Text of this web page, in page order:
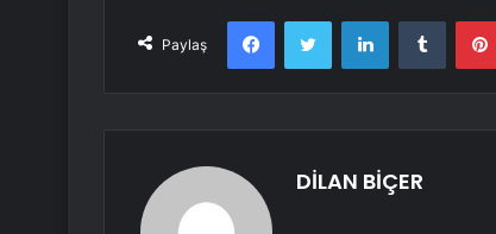
Paylaş
FacebookTwitter LinkedInTumblr
DİLAN BİÇER